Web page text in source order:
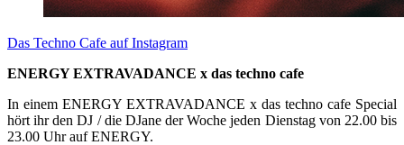
Das Techno Cafe auf Instagram
ENERGY EXTRAVADANCE x das techno cafe
In einem ENERGY EXTRAVADANCE x das techno cafe Special
hört ihr den DJ / die DJane der Woche jeden Dienstag von 22.00 bis
23.00 Uhr auf ENERGY.